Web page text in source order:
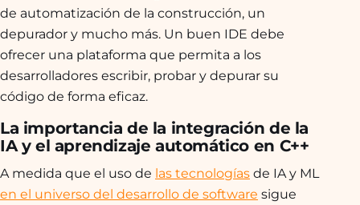
de automatización de la construcción, un
depurador y mucho más. Un buen IDE debe
ofrecer una plataforma que permita a los
desarrolladores escribir, probar y depurar su
código de forma eficaz.
La importancia de la integración de la
IA y el aprendizaje automático en C++
A medida que el uso de las tecnologías de IA y ML
en el universo del desarrollo de software sigue